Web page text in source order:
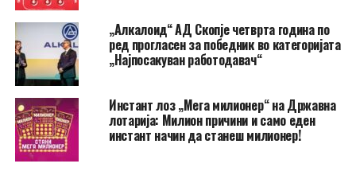
„Алкалоид“ АД Скопје четврта година по
ред прогласен за победник во категоријата
„Најпосакуван работодавач“
Инстант лоз „Мега милионер“ на Државна
лотарија: Милион причини и само еден
инстант начин да станеш милионер!